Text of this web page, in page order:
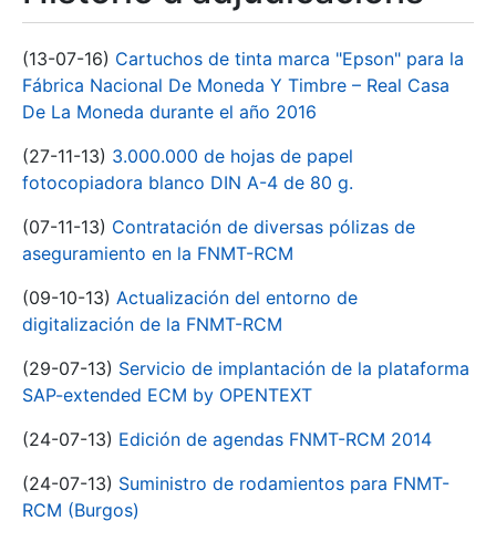
(13-07-16) Cartuchos de tinta marca "Epson" para la
Fábrica Nacional De Moneda Y Timbre – Real Casa
De La Moneda durante el año 2016
(27-11-13) 3.000.000 de hojas de papel
fotocopiadora blanco DIN A-4 de 80 g.
(07-11-13) Contratación de diversas pólizas de
aseguramiento en la FNMT-RCM
(09-10-13) Actualización del entorno de
digitalización de la FNMT-RCM
(29-07-13) Servicio de implantación de la plataforma
SAP-extended ECM by OPENTEXT
(24-07-13) Edición de agendas FNMT-RCM 2014
(24-07-13) Suministro de rodamientos para FNMT-
RCM (Burgos)